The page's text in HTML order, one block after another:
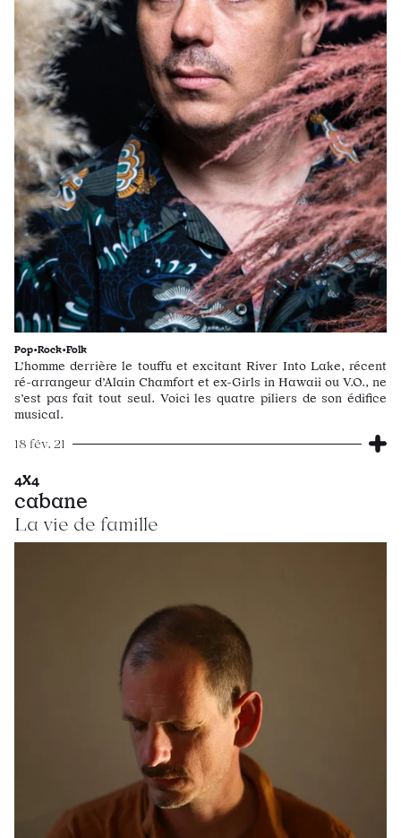
Pop•Rock•Folk
L’homme derrière le touffu et excitant River Into Lake, récent
ré-arrangeur d’Alain Chamfort et ex-Girls in Hawaii ou V.O., ne
s’est pas fait tout seul. Voici les quatre piliers de son édifice
musical.
18 fév. 21
4X4
cabane
La vie de famille